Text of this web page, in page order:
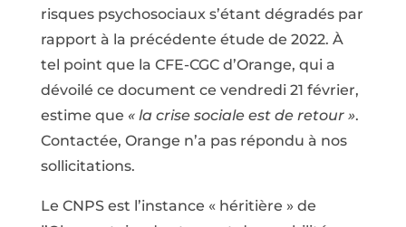
risques psychosociaux s’étant dégradés par
rapport à la précédente étude de 2022. À
tel point que la CFE-CGC d’Orange, qui a
dévoilé ce document ce vendredi 21 février,
estime que « la crise sociale est de retour ».
Contactée, Orange n’a pas répondu à nos
sollicitations.
Le CNPS est l’instance « héritière » de